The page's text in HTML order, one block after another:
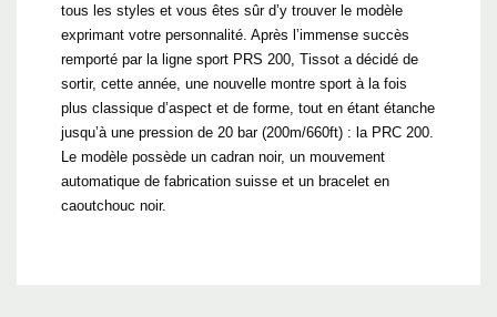
tous les styles et vous êtes sûr d’y trouver le modèle
exprimant votre personnalité. Après l’immense succès
remporté par la ligne sport PRS 200, Tissot a décidé de
sortir, cette année, une nouvelle montre sport à la fois
plus classique d’aspect et de forme, tout en étant étanche
jusqu’à une pression de 20 bar (200m/660ft) : la PRC 200.
Le modèle possède un cadran noir, un mouvement
automatique de fabrication suisse et un bracelet en
caoutchouc noir.